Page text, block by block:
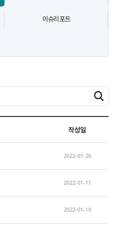
이슈리포트
작성일
2022-01-26
2022-01-11
2022-01-10